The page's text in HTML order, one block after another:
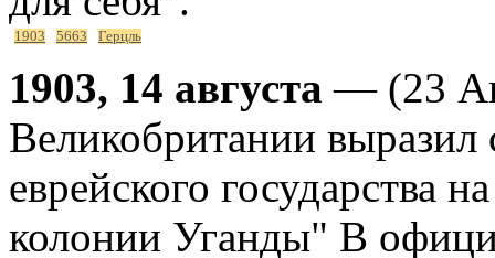
1903 5663 Герцль
1903, 14 августа — (23
Великобритании выразил
еврейского государства
колонии Уганды" В